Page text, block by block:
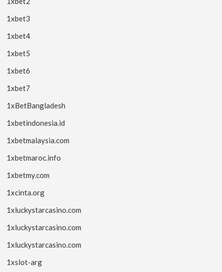
1xbet3
1xbet4
1xbet5
1xbet6
1xbet7
1xBetBangladesh
1xbetindonesia.id
1xbetmalaysia.com
1xbetmaroc.info
1xbetmy.com
1xcinta.org
1xluckystarcasino.com
1xluckystarcasino.com
1xluckystarcasino.com
1xslot-arg